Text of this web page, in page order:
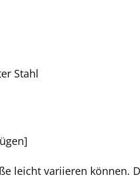
Stahl
leicht variieren können.